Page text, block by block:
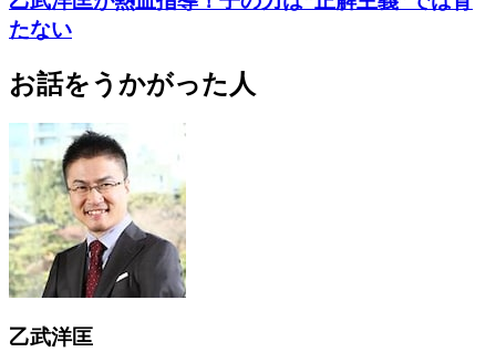
たない
お話をうかがった人
乙武洋匡